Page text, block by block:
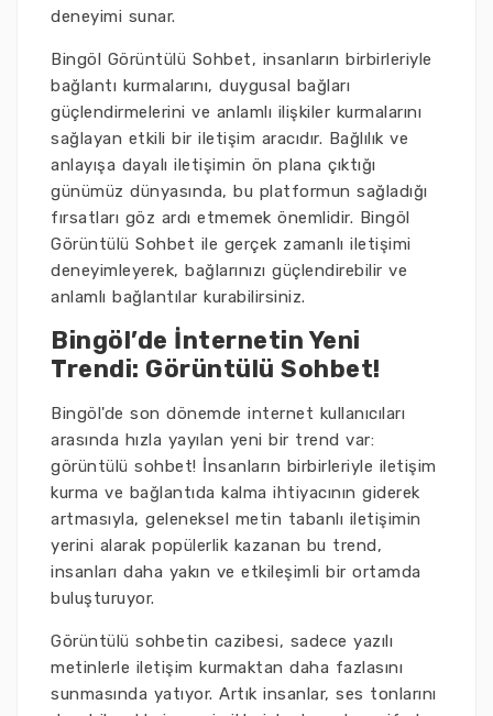
deneyimi sunar.
Bingöl Görüntülü Sohbet, insanların birbirleriyle
bağlantı kurmalarını, duygusal bağları
güçlendirmelerini ve anlamlı ilişkiler kurmalarını
sağlayan etkili bir iletişim aracıdır. Bağlılık ve
anlayışa dayalı iletişimin ön plana çıktığı
günümüz dünyasında, bu platformun sağladığı
fırsatları göz ardı etmemek önemlidir. Bingöl
Görüntülü Sohbet ile gerçek zamanlı iletişimi
deneyimleyerek, bağlarınızı güçlendirebilir ve
anlamlı bağlantılar kurabilirsiniz.
Bingöl’de İnternetin Yeni
Trendi: Görüntülü Sohbet!
Bingöl'de son dönemde internet kullanıcıları
arasında hızla yayılan yeni bir trend var:
görüntülü sohbet! İnsanların birbirleriyle iletişim
kurma ve bağlantıda kalma ihtiyacının giderek
artmasıyla, geleneksel metin tabanlı iletişimin
yerini alarak popülerlik kazanan bu trend,
insanları daha yakın ve etkileşimli bir ortamda
buluşturuyor.
Görüntülü sohbetin cazibesi, sadece yazılı
metinlerle iletişim kurmaktan daha fazlasını
sunmasında yatıyor. Artık insanlar, ses tonlarını